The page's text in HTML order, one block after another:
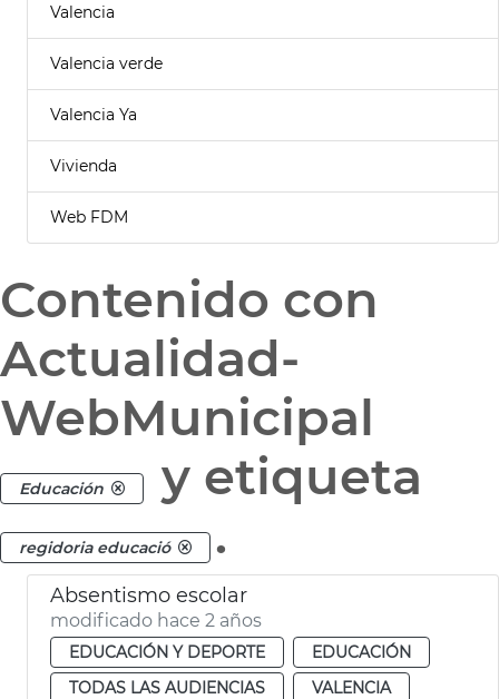
Valencia
Valencia verde
Valencia Ya
Vivienda
Web FDM
Contenido con
Actualidad-
WebMunicipal
Educación y etiqueta
regidoria educació .
Absentismo escolar
modificado hace 2 años
EDUCACIÓN Y DEPORTE
EDUCACIÓN
TODAS LAS AUDIENCIAS
VALENCIA